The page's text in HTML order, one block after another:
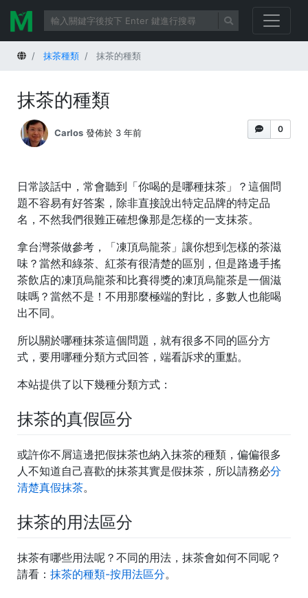
首頁 抹茶種類 抹茶的種類
抹茶的種類
0
Carlos 發佈於 3 年前
日常談話中，常會聽到「你喝的是哪種抹茶」？這個問
題不容易有好答案，除非直接說出特定品牌的特定品
名，不然我們很難正確想像那是怎樣的一支抹茶。
拿台灣茶做參考，「凍頂烏龍茶」讓你想到怎樣的茶滋
味？當然和綠茶、紅茶有很清楚的區別，但是路邊手搖
茶飲店的凍頂烏龍茶和比賽得獎的凍頂烏龍茶是一個滋
味嗎？當然不是！不用那麼極端的對比，多數人也能喝
出不同。
所以關於哪種抹茶這個問題，就有很多不同的區分方
式，要用哪種分類方式回答，端看訴求的重點。
本站提供了以下幾種分類方式：
抹茶的真假區分
或許你不屑這邊把假抹茶也納入抹茶的種類，偏偏很多
人不知道自己喜歡的抹茶其實是假抹茶，所以請務必分
清楚真假抹茶。
抹茶的用法區分
抹茶有哪些用法呢？不同的用法，抹茶會如何不同呢？
請看： 抹茶的種類-按用法區分。